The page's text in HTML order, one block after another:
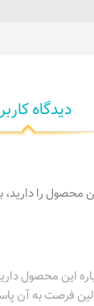
دیدگاه
محصول را
این محصول
فرصت به آن